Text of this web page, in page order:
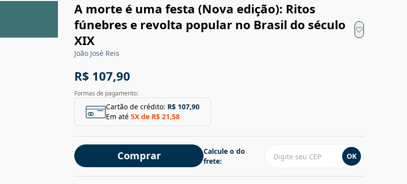
A morte é uma festa (Nova edição): Ritos
fúnebres e revolta popular no Brasil do século
XIX
João José Reis
R$ 107,90
Formas de pagamento:
Cartão de crédito: R$ 107,90
Em até 5X de R$ 21,58
Comprar
Calcule o do
frete:
OK